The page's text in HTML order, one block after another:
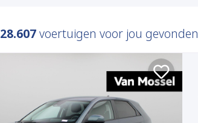
28.607voertuigen voor jou gevonden